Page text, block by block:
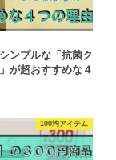
ンプルな「抗菌ク
が超おすすめな４
100均アイテム